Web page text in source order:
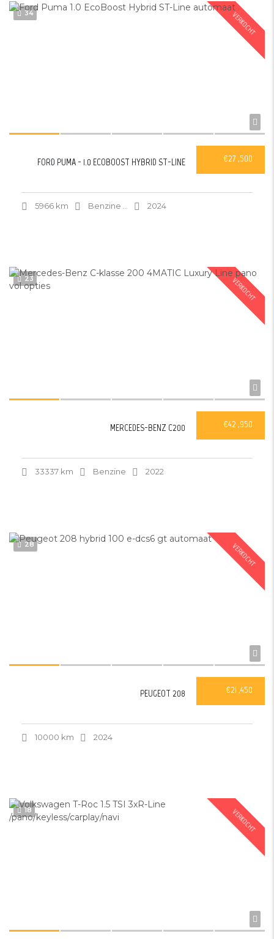
VERKOCHT
34
€27 ,500
FORD PUMA - 1.0 ECOBOOST HYBRID ST-LINE
5966 km Benzine 2024
VERKOCHT
23
€42 ,950
MERCEDES-BENZ C200
33337 km Benzine 2022
VERKOCHT
28
€21 ,450
PEUGEOT 208
10000 km 2024
VERKOCHT
18